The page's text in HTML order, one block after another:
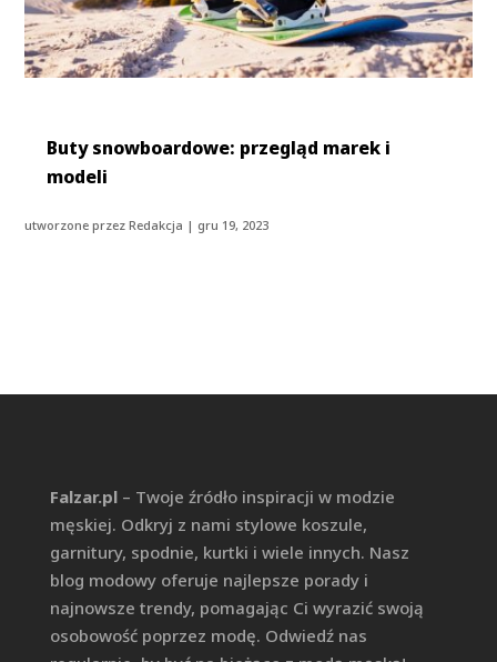
Buty snowboardowe: przegląd marek i
modeli
utworzone przezRedakcja | gru 19, 2023
Falzar.pl– Twoje źródło inspiracji w modzie
męskiej. Odkryj z nami stylowe koszule,
garnitury, spodnie, kurtki i wiele innych. Nasz
blog modowy oferuje najlepsze porady i
najnowsze trendy, pomagając Ci wyrazić swoją
osobowość poprzez modę. Odwiedź nas